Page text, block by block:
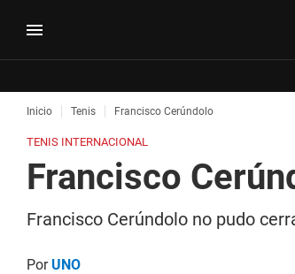
Inicio Tenis Francisco Cerúndolo
TENIS INTERNACIONAL
Francisco
Francisco Cerúndolo no pudo
PorUNO